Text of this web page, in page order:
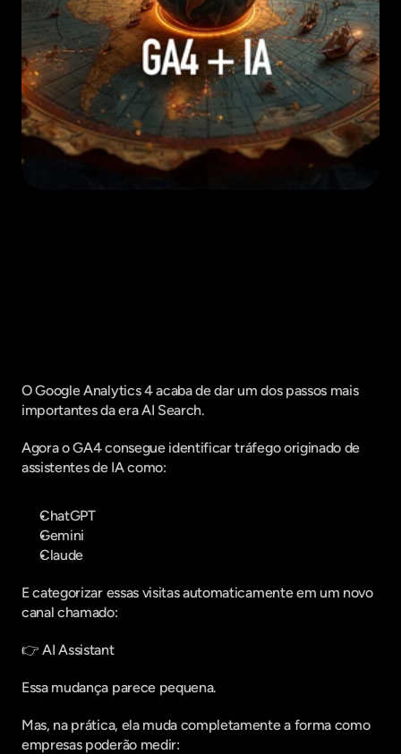
O Google Analytics 4 acaba de dar um dos passos mais
importantes da era AI Search.
Agora o GA4 consegue identificar tráfego originado de
assistentes de IA como:
ChatGPT
Gemini
Claude
E categorizar essas visitas automaticamente em um novo
canal chamado:
👉 AI Assistant
Essa mudança parece pequena.
Mas, na prática, ela muda completamente a forma como
empresas poderão medir: